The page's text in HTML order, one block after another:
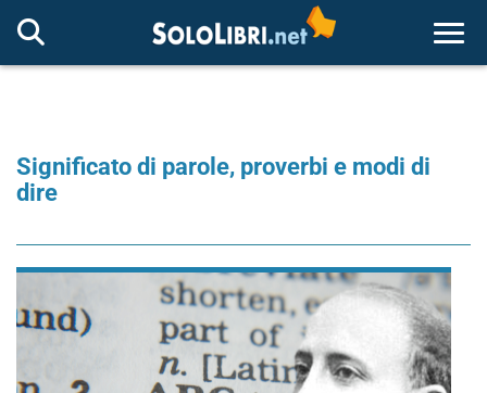
Significato di parole, proverbi e modi di
dire